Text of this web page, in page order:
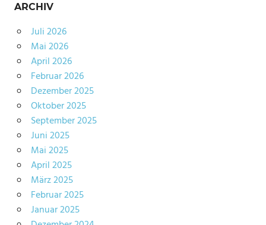
ARCHIV
Juli 2026
Mai 2026
April 2026
Februar 2026
Dezember 2025
Oktober 2025
September 2025
Juni 2025
Mai 2025
April 2025
März 2025
Februar 2025
Januar 2025